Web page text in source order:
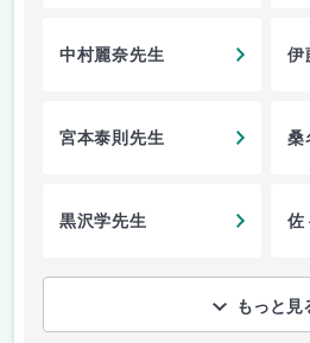
中村麗奈先生 伊
宮本泰則先生 桑
黒沢学先生 佐
もっと見